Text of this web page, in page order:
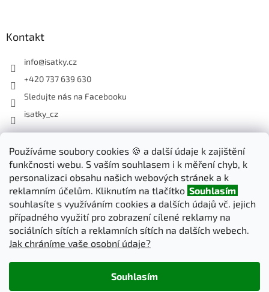
Používáme soubory cookies 🍪 a další údaje k zajištění
funkčnosti webu. S vaším souhlasem i k měření chyb, k
personalizaci obsahu našich webových stránek a k
reklamním účelům. Kliknutím na tlačítko Souhlasím
souhlasíte s využíváním cookies a dalších údajů vč. jejich
případného využití pro zobrazení cílené reklamy na
sociálních sítích a reklamních sítích na dalších webech.
Jak chráníme vaše osobní údaje?
Souhlasím
Kontakt
info@isatky.cz
+420 737 639 630
Sledujte nás na Facebooku
isatky_cz
Odebírat newsletter
Vložte svůj e-mail a my vám budeme zasílat informace o nových
produktech na našem e-shopu.
E-mail
PŘIHLÁSIT SE